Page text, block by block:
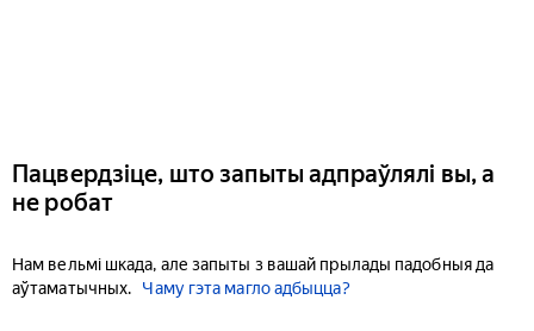
Пацвердзіце, што запыты адпраўлялі вы, а
не робат
Нам вельмі шкада, але запыты з вашай прылады падобныя да
аўтаматычных.
Чаму гэта магло адбыцца?